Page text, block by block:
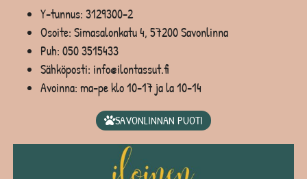
Y-tunnus: 3129300-2
Osoite: Simasalonkatu 4, 57200 Savonlinna
Puh: 050 3515433
Sähköposti: info@ilontassut.fi
Avoinna: ma-pe klo 10-17 ja la 10-14
SAVONLINNAN PUOTI